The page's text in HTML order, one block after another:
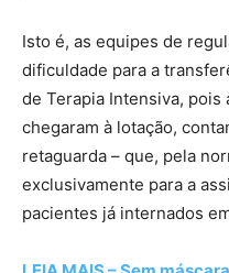
Isto é, as equipes de
dificuldade para a
de Terapia Intensiva,
chegaram à lotação,
retaguarda – que, pela
exclusivamente para a
pacientes já internados